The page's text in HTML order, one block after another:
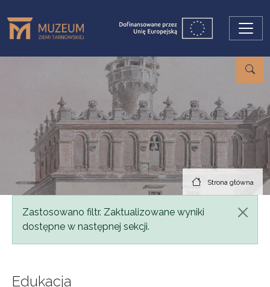
Strona główna
Komunikat
Zastosowano filtr. Zaktualizowane wyniki
dostępne w następnej sekcji.
Edukacja